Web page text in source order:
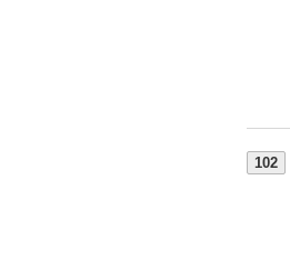
102